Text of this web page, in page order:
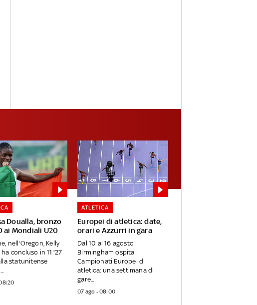
Doualla, bronzo
ai Mondiali U20
nell'Oregon, Kelly
concluso in 11"27
statunitense
Europei di atletica: date,
orari e Azzurri in gara
ATLETICA
Dal 10 al 16 agosto
Birmingham ospita i
Campionati Europei di
atletica: una settimana di
gare...
07 ago - 08:00